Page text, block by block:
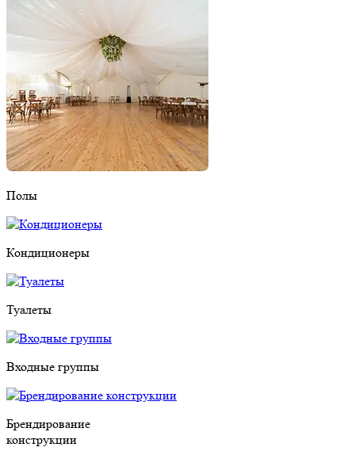
Полы
Кондиционеры
Туалеты
Входные группы
Брендирование
конструкции